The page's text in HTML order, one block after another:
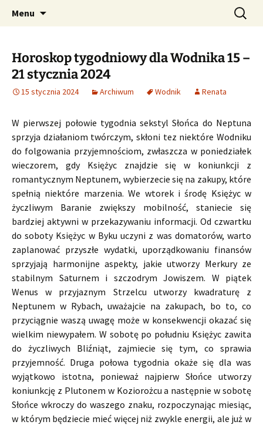
CzaroMarowy horoskop
dzienny, miesięczny i
tygodniowy
Profesjonalne przepowiednie astrologiczne
Menu Szukaj:
Horoskop tygodniowy dla Wodnika 15 –
21 stycznia 2024
15 stycznia 2024 Archiwum Wodnik Renata
W pierwszej połowie tygodnia sekstyl Słońca do Neptuna
sprzyja działaniom twórczym, skłoni tez niektóre Wodniku
do folgowania przyjemnościom, zwłaszcza w poniedziałek
wieczorem, gdy Księżyc znajdzie się w koniunkcji z
romantycznym Neptunem, wybierzecie się na zakupy, które
spełnią niektóre marzenia. We wtorek i środę Księżyc w
życzliwym Baranie zwiększy mobilność, staniecie się
bardziej aktywni w przekazywaniu informacji. Od czwartku
do soboty Księżyc w Byku uczyni z was domatorów, warto
zaplanować przyszłe wydatki, uporządkowaniu finansów
sprzyjają harmonijne aspekty, jakie utworzy Merkury ze
stabilnym Saturnem i szczodrym Jowiszem. W piątek
Wenus w przyjaznym Strzelcu utworzy kwadraturę z
Neptunem w Rybach, uważajcie na zakupach, bo to, co
przyciągnie waszą uwagę może w konsekwencji okazać się
wielkim niewypałem. W sobotę po południu Księżyc zawita
do życzliwych Bliźniąt, zajmiecie się tym, co sprawia
przyjemność. Druga połowa tygodnia okaże się dla was
wyjątkowo istotna, ponieważ najpierw Słońce utworzy
koniunkcję z Plutonem w Koziorożcu a następnie w sobotę
Słońce wkroczy do waszego znaku, rozpoczynając miesiąc,
w którym będziecie mieć więcej niż zwykle energii, ale już w